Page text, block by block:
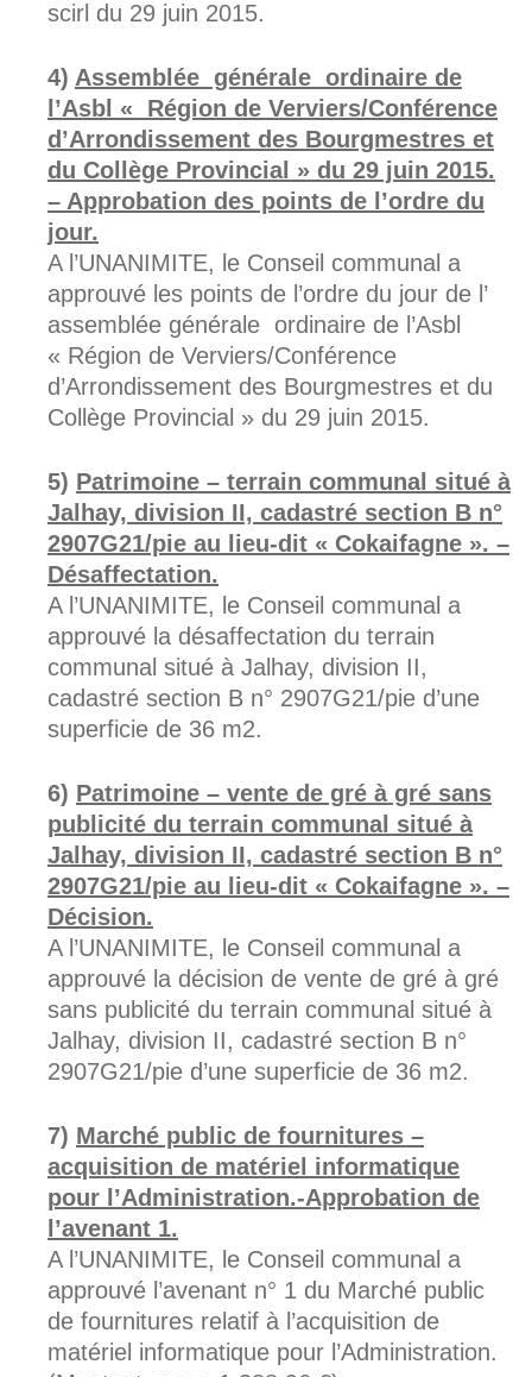
scirl du 29 juin 2015.
Assemblée générale ordinaire de
l’Asbl « Région de Verviers/Conférence
d’Arrondissement des Bourgmestres et
du Collège Provincial » du 29 juin 2015.
– Approbation des points de l’ordre du
jour.
A l’UNANIMITE, le Conseil communal a
approuvé les points de l’ordre du jour de l’
assemblée générale ordinaire de l’Asbl
« Région de Verviers/Conférence
d’Arrondissement des Bourgmestres et du
Collège Provincial » du 29 juin 2015.
Patrimoine – terrain communal situé à
Jalhay, division II, cadastré section B n°
2907G21/pie au lieu-dit « Cokaifagne ». –
Désaffectation.
A l’UNANIMITE, le Conseil communal a
approuvé la désaffectation du terrain
communal situé à Jalhay, division II,
cadastré section B n° 2907G21/pie d’une
superficie de 36 m2.
Patrimoine – vente de gré à gré sans
publicité du terrain communal situé à
Jalhay, division II, cadastré section B n°
2907G21/pie au lieu-dit « Cokaifagne ». –
Décision.
A l’UNANIMITE, le Conseil communal a
approuvé la décision de vente de gré à gré
sans publicité du terrain communal situé à
Jalhay, division II, cadastré section B n°
2907G21/pie d’une superficie de 36 m2.
Marché public de fournitures –
acquisition de matériel informatique
pour l’Administration.-Approbation de
l’avenant 1.
A l’UNANIMITE, le Conseil communal a
approuvé l’avenant n° 1 du Marché public
de fournitures relatif à l’acquisition de
matériel informatique pour l’Administration.